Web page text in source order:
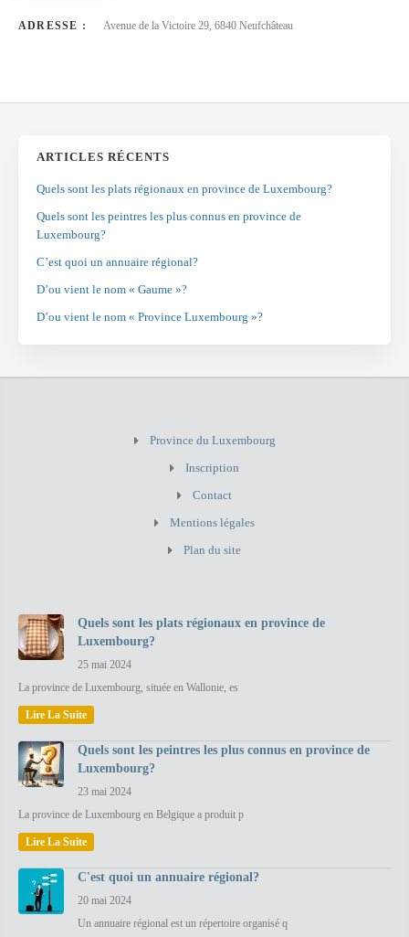
ADRESSE : Avenue de la Victoire 29, 6840 Neufchâteau
ARTICLES RÉCENTS
Quels sont les plats régionaux en province de Luxembourg?
Quels sont les peintres les plus connus en province de
Luxembourg?
C’est quoi un annuaire régional?
D’ou vient le nom « Gaume »?
D’ou vient le nom « Province Luxembourg »?
Province du Luxembourg
Inscription
Contact
Mentions légales
Plan du site
Quels sont les plats régionaux en province de
Luxembourg?
25 mai 2024
La province de Luxembourg, située en Wallonie, es
Lire La Suite
Quels sont les peintres les plus connus en province de
Luxembourg?
23 mai 2024
La province de Luxembourg en Belgique a produit p
Lire La Suite
C'est quoi un annuaire régional?
20 mai 2024
Un annuaire régional est un répertoire organisé q